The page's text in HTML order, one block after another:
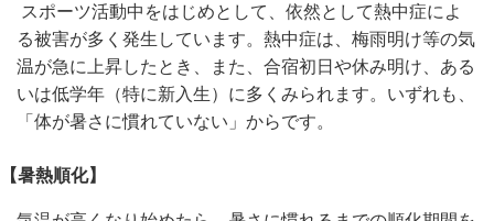
スポーツ活動中をはじめとして、依然として熱中症によ
る被害が多く発生しています。熱中症は、梅雨明け等の気
温が急に上昇したとき、また、合宿初日や休み明け、ある
いは低学年（特に新入生）に多くみられます。いずれも、
「体が暑さに慣れていない」からです。
【暑熱順化】